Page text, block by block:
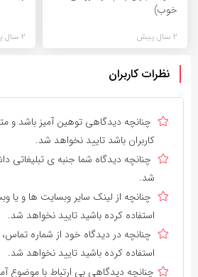
خوب)
2 سال پیش 2 سال پیش
نظرات کاربران
چنانچه دیدگاهی توهین آمیز باشد و
کاربران باشد تایید نخواهد شد.
چنانچه دیدگاه شما جنبه ی تبلیغاتی
شد.
چنانچه از لینک سایر وبسایت ها و یا
استفاده کرده باشید تایید نخواهد شد.
چنانچه در دیدگاه خود از شماره تماس،
استفاده کرده باشید تایید نخواهد شد.
چنانچه دیدگاهی بی ارتباط با موضوع